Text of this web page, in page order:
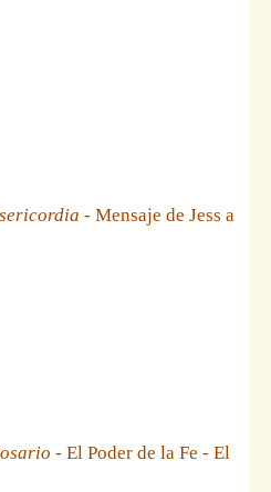
- Mensaje de Jess a
- El Poder de la Fe - El